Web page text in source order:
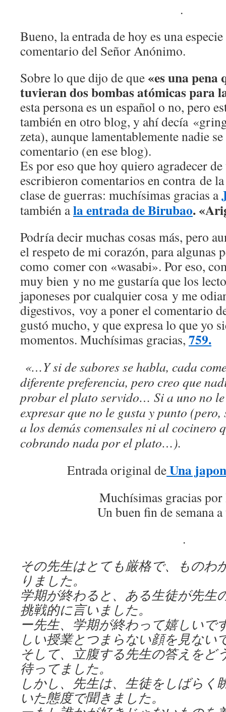
.
Bueno, la entrada de hoy es una
comentario del Señor Anónimo.
Sobre lo que dijo de que «es una pena
tuvieran dos bombas atómicas para
esta persona es un español o no, pero
también en otro blog, y ahí decía
zeta), aunque lamentablemente nadie
comentario (en ese blog).
Es por eso que hoy quiero agradecer
escribieron comentarios en contra de
clase de guerras: muchísimas gracias a
también ala entrada deBirubao.
Podría decir muchas cosas más, pero
el respeto de mi corazón, para algunas
como comer con «wasabi». Por eso,
muy bien y no me gustaría que los
japoneses por cualquier cosa y me
digestivos, voy a poner el comentario
gustó mucho, y que expresa lo que yo
momentos. Muchísimas gracias, 759.
«…Y si de sabores se habla, cada
diferente preferencia, pero creo que
probar el plato servido… Si a uno no le
expresar que no le gusta y punto
a los demás comensales ni al cocinero
cobrando nada por el plato…).
Entrada original deUna
Muchísimas gracias por
Un buen fin de semana
.
その先生はとても厳格で、ものわ
りました。
学期が終わると、ある生徒が先生
挑戦的に言いました。
ー先生、学期が終わって嬉しいで
しい授業とつまらない顔を見ない
そして、立腹する先生の答えをど
待ってました。
しかし、先生は、生徒をしばらく
いた態度で聞きました。